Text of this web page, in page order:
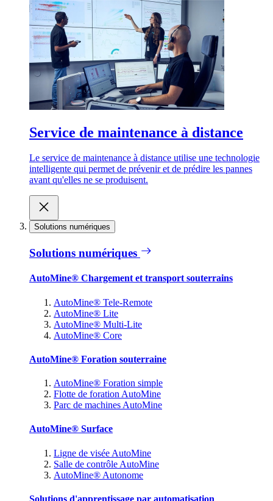
Service de maintenance à distance
Le service de maintenance à distance utilise une technologie
intelligente qui permet de prévenir et de prédire les pannes
avant qu'elles ne se produisent.
Solutions numériques
Solutions numériques
AutoMine® Chargement et transport souterrains
AutoMine® Tele-Remote
AutoMine® Lite
AutoMine® Multi-Lite
AutoMine® Core
AutoMine® Foration souterraine
AutoMine® Foration simple
Flotte de foration AutoMine
Parc de machines AutoMine
AutoMine® Surface
Ligne de visée AutoMine
Salle de contrôle AutoMine
AutoMine® Autonome
Solutions d'apprentissage par automatisation